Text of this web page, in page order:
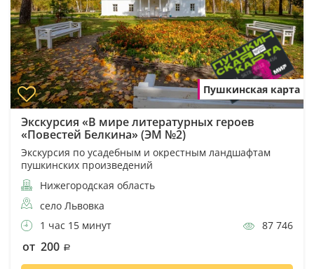
Пушкинская карта
Экскурсия «В мире литературных героев
«Повестей Белкина» (ЭМ №2)
Экскурсия по усадебным и окрестным ландшафтам
пушкинских произведений
Нижегородская область
село Львовка
1 час 15 минут
87 746
от 200